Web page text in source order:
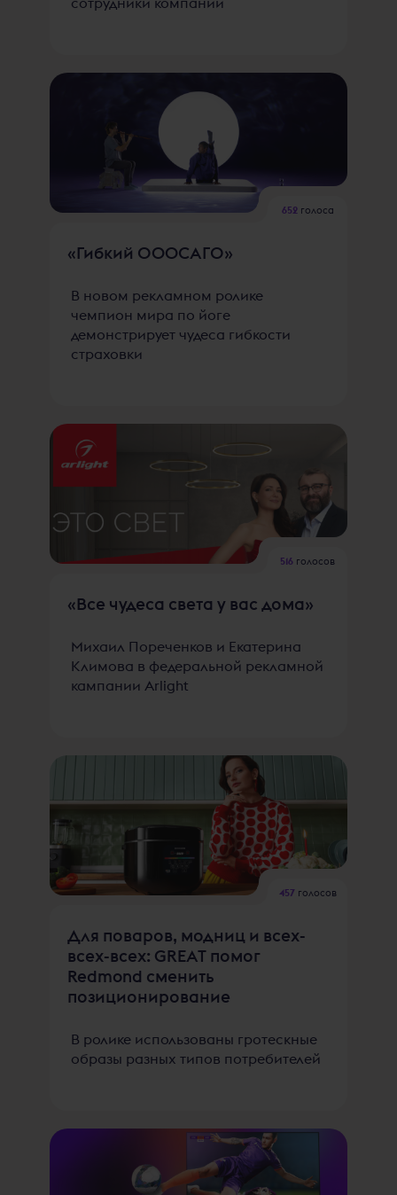
652голоса
«Гибкий ОOOСАГО»
В новом рекламном ролике
чемпион мира по йоге
демонстрирует чудеса гибкости
страховки
516 голосов
«Все чудеса света у вас дома»
Михаил Пореченков и Екатерина
Климова в федеральной рекламной
кампании Arlight
457голосов
Для поваров, модниц и всех-
всех-всех: GREAT помог
Redmond сменить
позиционирование
В ролике использованы гротескные
образы разных типов потребителей